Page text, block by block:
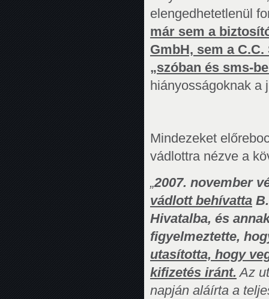
elengedhetetlenül
már sem a
GmbH, sem a
„szóban és sms-
hiányosságoknak a
Mindezeket
vádlottra nézve a
„2007. november
vádlott behívatta
Hivatalba, és
figyelmeztette,
utasította, hogy
kifizetés iránt. Az
napján aláírta a